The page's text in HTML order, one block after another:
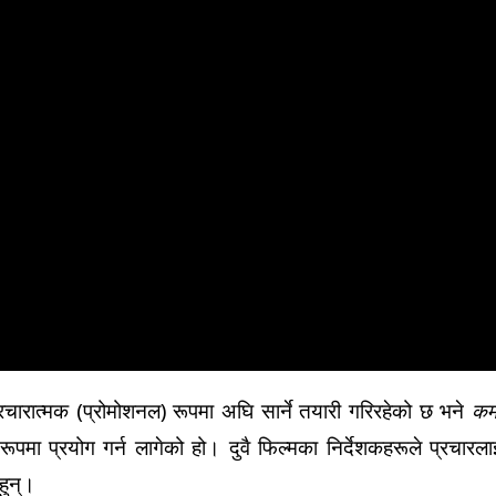
(प्रोमोशनल) रूपमा अघि सार्ने तयारी गरिरहेको छ भने
प्रयोग गर्न लागेको हो। दुवै फिल्मका निर्देशकहरूले